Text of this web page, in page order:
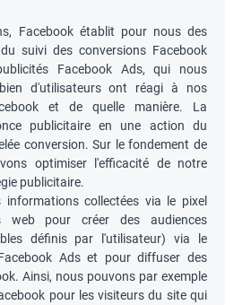
Facebook établit pour nous des
suivi des conversions Facebook
Facebook Ads, qui nous
d'utilisateurs ont réagi à nos
et de quelle manière. La
publicitaire en une action du
conversion. Sur le fondement de
optimiser l'efficacité de notre
publicitaire.
collectées via le pixel
web pour créer des audiences
définis par l'utilisateur) via le
Ads et pour diffuser des
Ainsi, nous pouvons par exemple
pour les visiteurs du site qui